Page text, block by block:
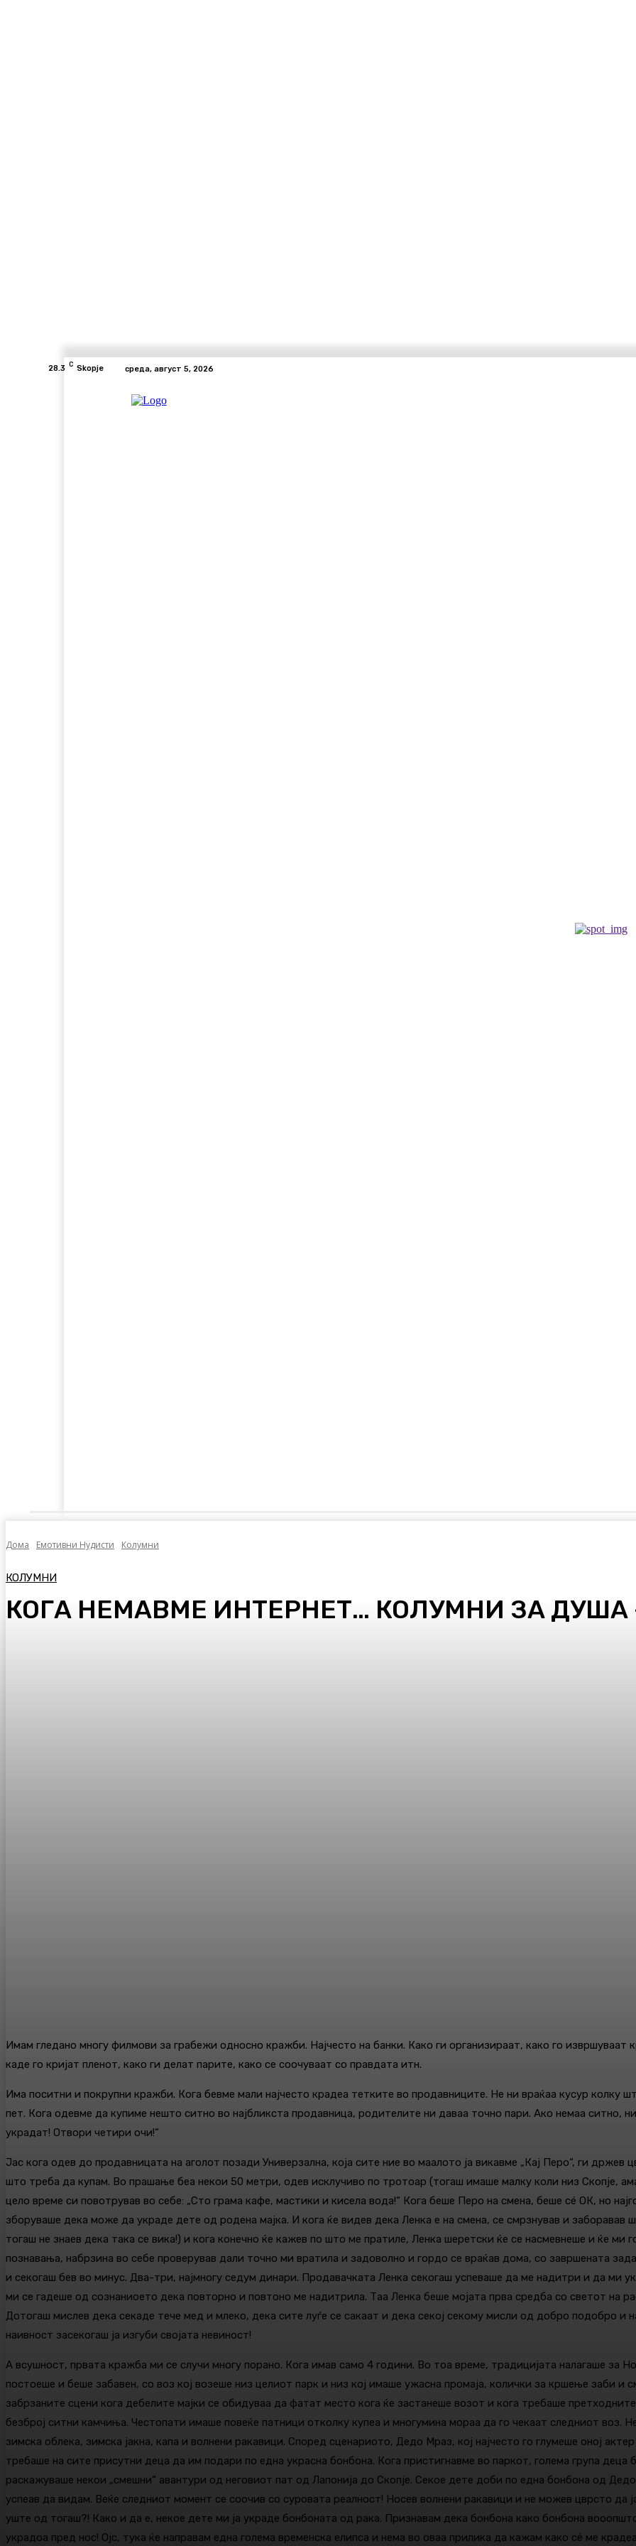
28.3 C Skopje среда, август 5, 2026
Дома Емотивни Нудисти Колумни
КОЛУМНИ
КОГА НЕМАВМЕ ИНТЕРНЕТ… КОЛУМНИ ЗА
Имам гледано многу филмови за грабежи односно кражби. Најчесто на банки. Како ги организираат, како го
каде го кријат пленот, како ги делат парите, како се соочуваат со правдата итн.
Има поситни и покрупни кражби. Кога бевме мали најчесто крадеа тетките во продавниците. Не ни враќаа кусур колку
пет. Кога одевме да купиме нешто ситно во најбликста продавница, родителите ни даваа точно пари. Ако немаа ситно,
украдат! Отвори четири очи!“
Јас кога одев до продавницата на аголот позади Универзална, која сите ние во маалото ја викавме „Кај Перо“, ги држев
што треба да купам. Во прашање беа некои 50 метри, одев исклучиво по тротоар (тогаш имаше малку коли низ Скопје,
цело време си повотрував во себе: „Сто грама кафе, мастики и кисела вода!“ Кога беше Перо на смена, беше сé ОК, но
зборуваше дека може да украде дете од родена мајка. И кога ќе видев дека Ленка е на смена, се смрзнував и заборавав
тогаш не знаев дека така се вика!) и кога конечно ќе кажев по што ме пратиле, Ленка шеретски ќе се насмевнеше и ќе
познавања, набрзина во себе проверував дали точно ми вратила и задоволно и гордо се враќав дома, со завршената
и секогаш бев во минус. Два-три, најмногу седум динари. Продавачката Ленка секогаш успеваше да ме надитри и да ми
ми се гадеше од сознаниоето дека повторно и повтоно ме надитрила. Таа Ленка беше мојата прва средба со светот на
Дотогаш мислев дека секаде тече мед и млеко, дека сите луѓе се сакаат и дека секој секому мисли од добро подобро и
наивност засекогаш ја изгуби својата невиност!
А всушност, првата кражба ми се случи многу порано. Кога имав само 4 години. Во тоа време, традицијата налагаше за
постоеше и беше забавен, со воз кој возеше низ целиот парк и низ кој имаше ужасна промаја, колички за кршење заби
забрзаните сцени кога дебелите мајки се обидуваа да фатат место кога ќе застанеше возот и кога требаше
безброј ситни камчиња. Честопати имаше повеќе патници отколку купеа и многумина мораа да го чекаат следниот воз.
зимска облека, зимска јакна, капа и волнени ракавици. Според сценариото, Дедо Мраз, кој најчесто го глумеше оној
требаше на сите присутни деца да им подари по една украсна бонбона. Кога пристигнавме во паркот, голема група
раскажуваше некои „смешни“ авантури од неговиот пат од Лапонија до Скопје. Секое дете доби по една бонбона од
успеав да видам. Веќе следниот момент се соочив со суровата реалност! Носев волнени ракавици и не можев цврсто да
уште од тогаш?! Како и да е, некое дете ми ја украде бонбоната од рака. Признавам дека бонбона како бонбона
украдоа пред нос! Ојс, тука ќе направам една голема временска елипса и нема во оваа прилика да кажам како сé ме